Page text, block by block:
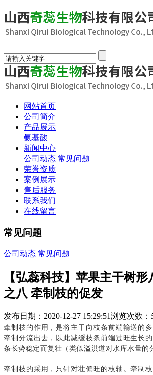
网站首页
公司简介
产品展示
氨基酸
新闻中心
公司动态 常见问题
荣誉资质
案例展示
售后服务
联系我们
在线留言
常见问题
公司动态 常见问题
【弘蕊科技】苹果主干树
之八 牵制枝的促发
发布日期：2020-12-27 15:29:51浏览次数：
牵制枝的作用，是将主干向枝条前端输送的
牵制分流出去，以此减缓枝条前端过旺生长
条长势稳定而复壮（类似溢洪道对水库水量的
牵制枝的采用，只针对壮偏旺的枝轴。牵制